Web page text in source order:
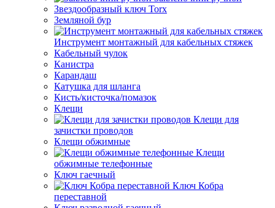
Звездообразный ключ Torx
Земляной бур
Инструмент монтажный для кабельных стяжек
Кабельный чулок
Канистра
Карандаш
Катушка для шланга
Кисть/кисточка/помазок
Клещи
Клещи для
зачистки проводов
Клещи обжимные
Клещи
обжимные телефонные
Ключ гаечный
Ключ Кобра
переставной